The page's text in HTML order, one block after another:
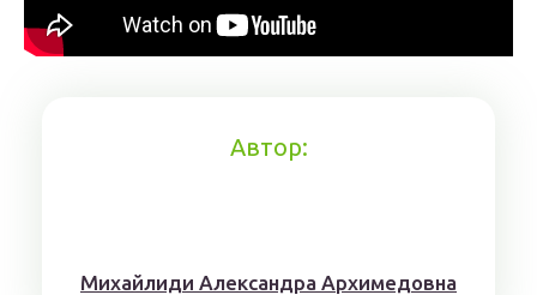
Автор:
Михaйлиди Aлександрa Aрхимедовна